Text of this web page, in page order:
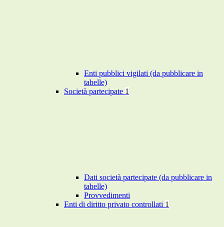
Enti pubblici vigilati (da pubblicare in
tabelle)
Società partecipate 1
Dati società partecipate (da pubblicare in
tabelle)
Provvedimenti
Enti di diritto privato controllati 1